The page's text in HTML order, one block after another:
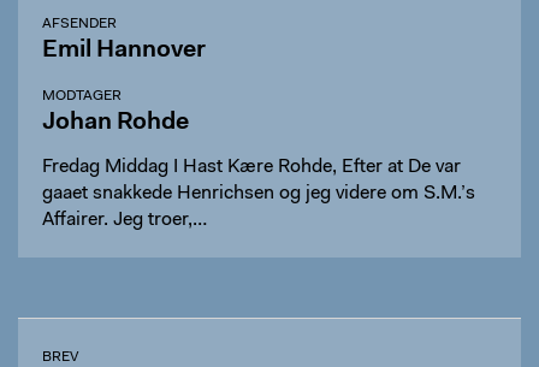
AFSENDER
Emil Hannover
MODTAGER
Johan Rohde
Fredag Middag I Hast Kære Rohde, Efter at De var
gaaet snakkede Henrichsen og jeg videre om S.M.’s
Affairer. Jeg troer,…
BREV